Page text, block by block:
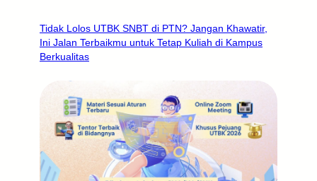
Tidak Lolos UTBK SNBT di PTN? Jangan Khawatir,
Ini Jalan Terbaikmu untuk Tetap Kuliah di Kampus
Berkualitas